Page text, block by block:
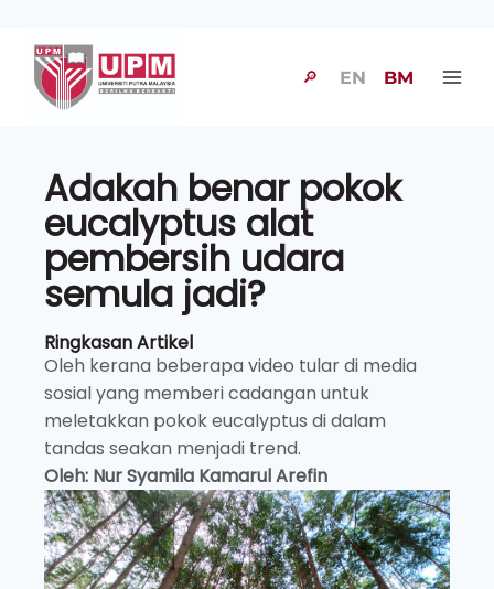
🔎 EN BM
Adakah benar pokok
eucalyptus alat
pembersih udara
semula jadi?
Ringkasan Artikel
Oleh kerana beberapa video tular di media
sosial yang memberi cadangan untuk
meletakkan pokok eucalyptus di dalam
tandas seakan menjadi trend.
Oleh: Nur Syamila Kamarul Arefin